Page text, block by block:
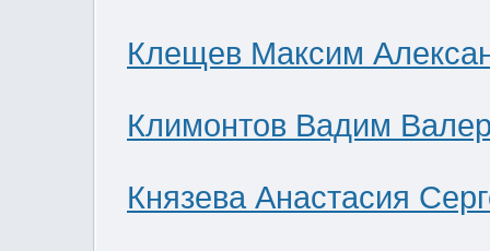
Клещев Максим
Климонтов Вадим
Князева Анастасия